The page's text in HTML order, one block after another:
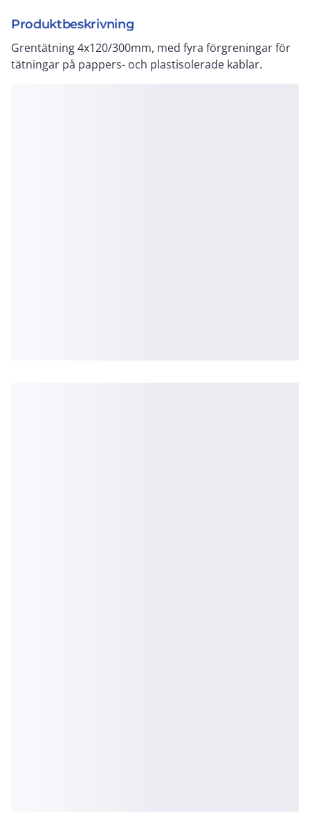
Produktbeskrivning
Grentätning 4x120/300mm, med fyra förgreningar för
tätningar på pappers- och plastisolerade kablar.